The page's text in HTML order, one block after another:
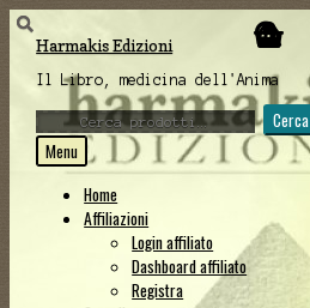
Vai
alla
navigazione
Vai
al
contenuto
Harmakis Edizioni
Il Libro, medicina dell'Anima
Cerca:
Cerca
Menu
Home
Affiliazioni
Login affiliato
Dashboard affiliato
Registra